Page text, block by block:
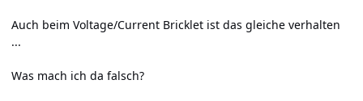
Auch beim Voltage/Current Bricklet ist das gleiche verhalten
...
Was mach ich da falsch?